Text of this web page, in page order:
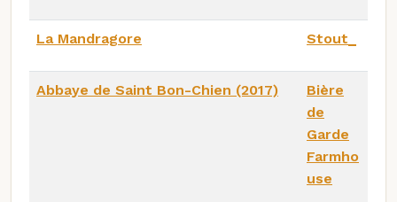
La Mandragore Stout_
Abbaye de Saint Bon-Chien (2017)
Bière
de
Garde
Farmho
use